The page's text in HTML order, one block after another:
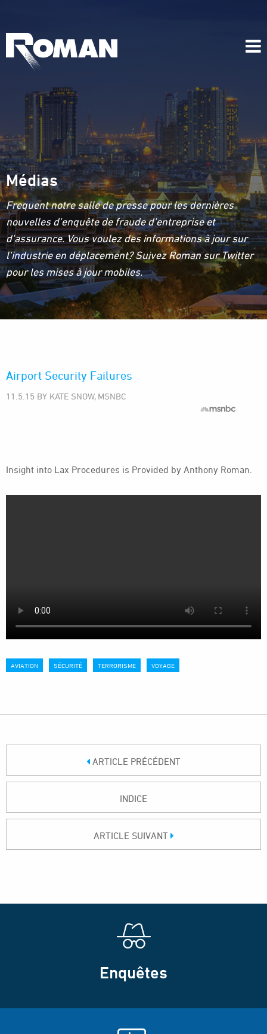
Médias
Frequent notre salle de presse pour les dernières
nouvelles d'enquête de fraude d'entreprise et
d'assurance. Vous voulez des informations à jour sur
l'industrie en déplacement? Suivez Roman sur Twitter
pour les mises à jour mobiles.
Airport Security Failures
11.5.15 BY KATE SNOW, MSNBC
Insight into Lax Procedures is Provided by Anthony Roman.
AVIATION SÉCURITÉ TERRORISME VOYAGE
ARTICLE PRÉCÉDENT
INDICE
ARTICLE SUIVANT
Enquêtes